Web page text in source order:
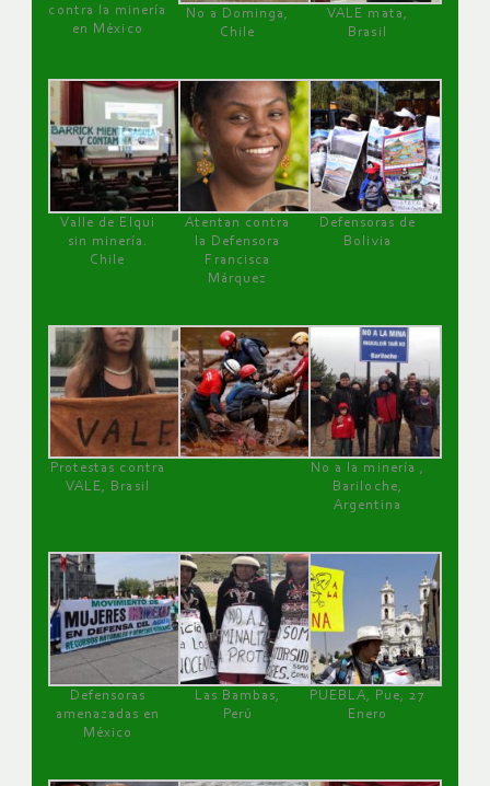
contra la minería
en México
No a Dominga,
Chile
VALE mata,
Brasil
Valle de Elqui
sin minería.
Chile
Atentan contra
la Defensora
Francisca
Márquez
Defensoras de
Bolivia
Protestas contra
VALE, Brasil
No a la minería ,
Bariloche,
Argentina
Defensoras
amenazadas en
México
Las Bambas,
Perú
PUEBLA, Pue, 27
Enero